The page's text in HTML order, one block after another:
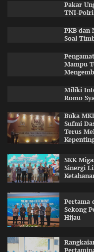
Pakar
TNI-Polri
PKB dan
Soal
Mampu
Miliki
Romo
Buka
Sufmi
Terus
SKK
Sinergi
Pertama
Sekong
Hijau